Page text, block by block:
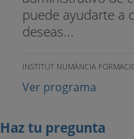
puede ayudarte a
deseas...
INSTITUT NUMÀNCIA
Ver programa
Haz tu pregunta